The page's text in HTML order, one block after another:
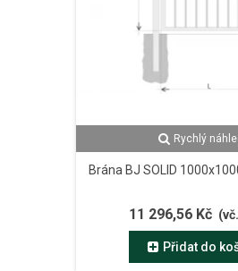
Rychlý
Brána BJ SOLID
11 296,56 Kč
Přidat do